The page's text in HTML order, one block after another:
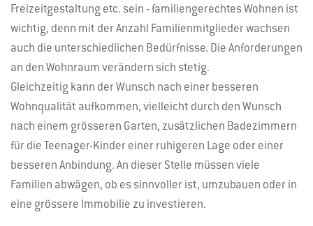
Freizeitgestaltung etc. sein - familiengerechtes Wohnen ist
wichtig, denn mit der Anzahl Familienmitglieder wachsen
auch die unterschiedlichen Bedürfnisse. Die Anforderungen
an den Wohnraum verändern sich stetig.
Gleichzeitig kann der Wunsch nach einer besseren
Wohnqualität aufkommen, vielleicht durch den Wunsch
nach einem grösseren Garten, zusätzlichen Badezimmern
für die Teenager-Kinder einer ruhigeren Lage oder einer
besseren Anbindung. An dieser Stelle müssen viele
Familien abwägen, ob es sinnvoller ist, umzubauen oder in
eine grössere Immobilie zu investieren.